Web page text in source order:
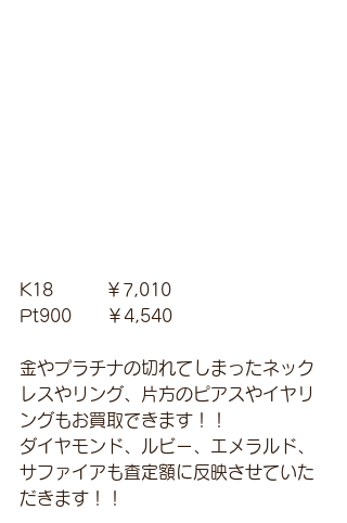
K18　　　￥7,010
Pt900　　￥4,540
金やプラチナの切れてしまったネック
レスやリング、片方のピアスやイヤリ
ングもお買取できます！！
ダイヤモンド、ルビー、エメラルド、
サファイアも査定額に反映させていた
だきます！！